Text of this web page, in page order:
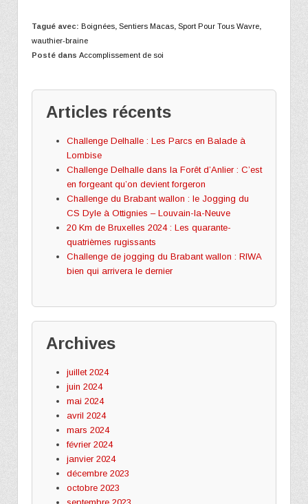
Tagué avec: Boignées Sentiers Macas Sport Pour Tous Wavre
wauthier-braine
Posté dans Accomplissement de soi
Articles récents
Challenge Delhalle : Les Parcs en Balade à
Lombise
Challenge Delhalle dans la Forêt d’Anlier : C’est
en forgeant qu’on devient forgeron
Challenge du Brabant wallon : le Jogging du
CS Dyle à Ottignies – Louvain-la-Neuve
20 Km de Bruxelles 2024 : Les quarante-
quatrièmes rugissants
Challenge de jogging du Brabant wallon : RIWA
bien qui arrivera le dernier
Archives
juillet 2024
juin 2024
mai 2024
avril 2024
mars 2024
février 2024
janvier 2024
décembre 2023
octobre 2023